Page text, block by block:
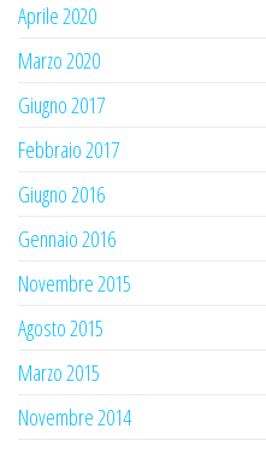
Aprile 2020
Marzo 2020
Giugno 2017
Febbraio 2017
Giugno 2016
Gennaio 2016
Novembre 2015
Agosto 2015
Marzo 2015
Novembre 2014